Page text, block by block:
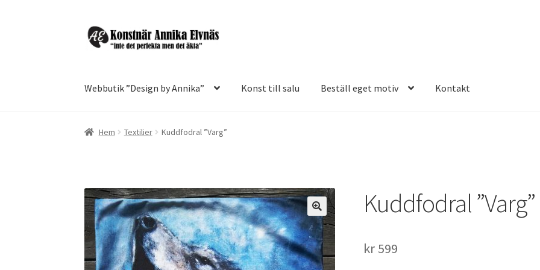
Hoppa
till
Hoppa
till
Webbutik ”Design by Annika” Konst till salu Beställ eget motiv Kontakt
Hem Textilier Kuddfodral ”Varg”
Kuddfodral ”Varg”
kr599